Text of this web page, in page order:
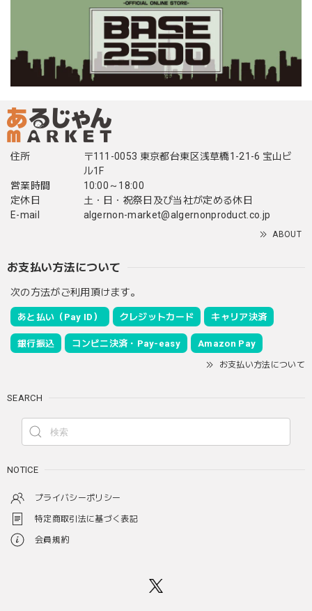
住所
〒111-0053 東京都台東区浅草橋1-21-6 宝山ビ
ル1F
営業時間
10:00～18:00
定休日
土・日・祝祭日及び当社が定める休日
E-mail
algernon-market@algernonproduct.co.jp
ABOUT
お支払い方法について
次の方法がご利用頂けます。
あと払い（Pay ID） クレジットカード キャリア決済
銀行振込 コンビニ決済・Pay-easy Amazon Pay
お支払い方法について
SEARCH
NOTICE
プライバシーポリシー
特定商取引法に基づく表記
会員規約